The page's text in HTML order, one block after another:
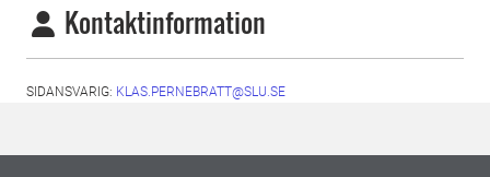
Kontaktinformation
SIDANSVARIG: KLAS.PERNEBRATT@SLU.SE